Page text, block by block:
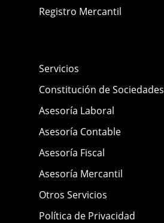
Registro Mercantil
Servicios
Constitución de Sociedades
Asesoría Laboral
Asesoría Contable
Asesoría Fiscal
Asesoría Mercantil
Otros Servicios
Política de Privacidad